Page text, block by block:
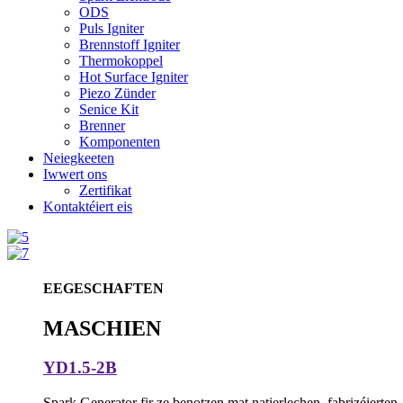
ODS
Puls Igniter
Brennstoff Igniter
Thermokoppel
Hot Surface Igniter
Piezo Zünder
Senice Kit
Brenner
Komponenten
Neiegkeeten
Iwwert ons
Zertifikat
Kontaktéiert eis
EEGESCHAFTEN
MASCHIEN
YD1.5-2B